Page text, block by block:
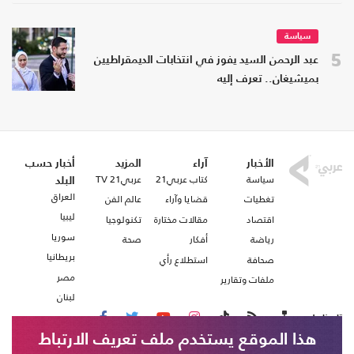
5
سياسة
عبد الرحمن السيد يفوز في انتخابات الديمقراطيين
بميشيغان.. تعرف إليه
الأخبار
سياسة
تغطيات
اقتصاد
رياضة
صحافة
ملفات وتقارير
آراء
كتاب عربي21
قضايا وآراء
مقالات مختارة
أفكار
استطلاع رأي
المزيد
عربي21 TV
عالم الفن
تكنولوجيا
صحة
أخبار حسب
البلد
العراق
ليبيا
سوريا
بريطانيا
مصر
لبنان
تابعنا على
هذا الموقع يستخدم ملف تعريف الارتباط